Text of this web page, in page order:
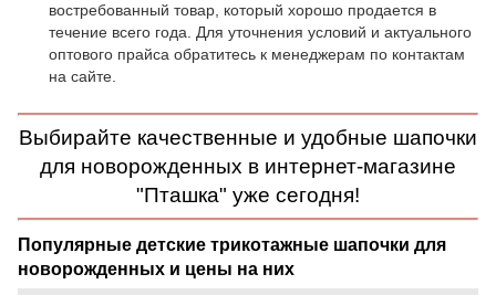
востребованный товар, который хорошо продается в
течение всего года. Для уточнения условий и актуального
оптового прайса обратитесь к менеджерам по контактам
на сайте.
Выбирайте качественные и удобные шапочки
для новорожденных в интернет-магазине
"Пташка" уже сегодня!
Популярные детские трикотажные шапочки для
новорожденных и цены на них